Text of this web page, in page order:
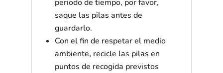
periodo de tiempo, por favor,
saque las pilas antes de
guardarlo.
Con el fin de respetar el medio
ambiente, recicle las pilas en
puntos de recogida previstos